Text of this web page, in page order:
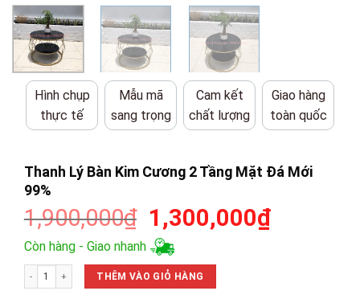
Hình chụp
thực tế
Mẫu mã
sang trọng
Cam kết
chất lượng
Giao hàng
toàn quốc
Thanh Lý Bàn Kim Cương 2 Tầng Mặt Đá Mới
99%
1,900,000₫ Giá
gốc
là:
1,900,000₫.
1,300,000₫Giá
Còn hàng - Giao nhanh
Thanh Lý Bàn Kim Cương 2 Tầng Mặt Đá Mới 99% số lượng
THÊM VÀO GIỎ HÀNG